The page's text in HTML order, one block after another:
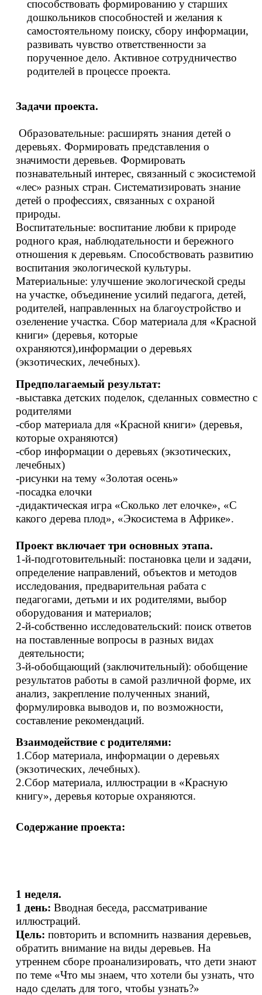
способствовать формированию у старших
дошкольников способностей и желания к
самостоятельному поиску, сбору информации,
развивать чувство ответственности за
порученное дело. Активное сотрудничество
родителей в процессе проекта.
Задачи проекта.
Образовательные: расширять знания детей о
деревьях. Формировать представления о
значимости деревьев. Формировать
познавательный интерес, связанный с экосистемой
«лес» разных стран. Систематизировать знание
детей о профессиях, связанных с охраной
природы.
Воспитательные: воспитание любви к природе
родного края, наблюдательности и бережного
отношения к деревьям. Способствовать развитию
воспитания экологической культуры.
Материальные: улучшение экологической среды
на участке, объединение усилий педагога, детей,
родителей, направленных на благоустройство и
озеленение участка. Сбор материала для «Красной
книги» (деревья, которые
охраняются),информации о деревьях
(экзотических, лечебных).
Предполагаемый результат:
-выставка детских поделок, сделанных совместно с
родителями
-сбор материала для «Красной книги» (деревья,
которые охраняются)
-сбор информации о деревьях (экзотических,
лечебных)
-рисунки на тему «Золотая осень»
-посадка елочки
-дидактическая игра «Сколько лет елочке», «С
какого дерева плод», «Экосистема в Африке».
Проект включает три основных этапа.
1-й-подготовительный: постановка цели и задачи,
определение направлений, объектов и методов
исследования, предварительная рабата с
педагогами, детьми и их родителями, выбор
оборудования и материалов;
2-й-собственно исследовательский: поиск ответов
на поставленные вопросы в разных видах
деятельности;
3-й-обобщающий (заключительный): обобщение
результатов работы в самой различной форме, их
анализ, закрепление полученных знаний,
формулировка выводов и, по возможности,
составление рекомендаций.
Взаимодействие с родителями:
1.Сбор материала, информации о деревьях
(экзотических, лечебных).
2.Сбор материала, иллюстрации в «Красную
книгу», деревья которые охраняются.
Содержание проекта:
1 неделя.
1 день: Вводная беседа, рассматривание
иллюстраций.
Цель: повторить и вспомнить названия деревьев,
обратить внимание на виды деревьев. На
утреннем сборе проанализировать, что дети знают
по теме «Что мы знаем, что хотели бы узнать, что
надо сделать для того, чтобы узнать?»